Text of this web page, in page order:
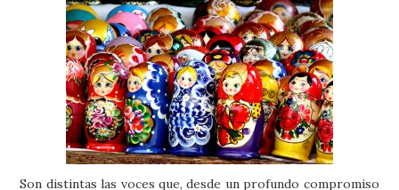
Son distintas las voces que, desde un profundo compromiso